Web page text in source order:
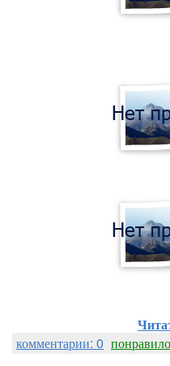
комментарии: 0